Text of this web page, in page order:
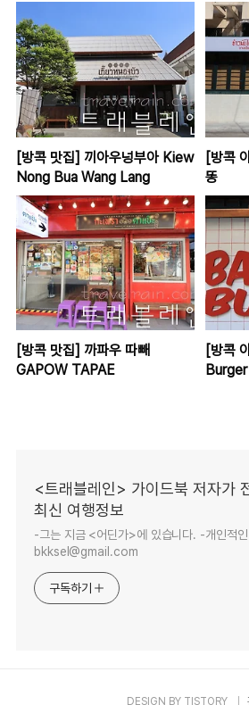
[방콕 맛집] 끼아우넝부아 Kiew
Nong Bua Wang Lang
[방콕
똥
[방콕 맛집] 까파우 따빼
GAPOW TAPAE
[방콕
<트래블레인> 가이드북 저자가
최신 여행정보
-그는 지금 <어딘가>에 있습니다. -개인적
bkksel@gmail.com
구독하기
DESIGN BY TISTORY